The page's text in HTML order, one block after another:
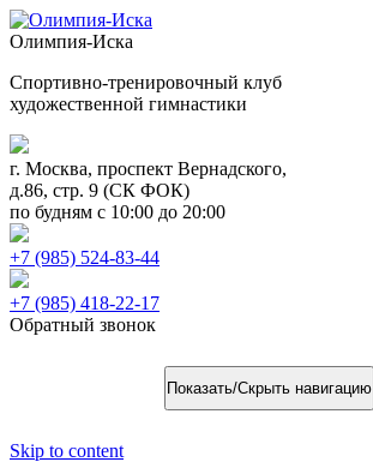
Олимпия-Иска
Спортивно-тренировочный клуб
художественной гимнастики
г. Москва, проспект Вернадского,
д.86, стр. 9 (СК ФОК)
по будням с 10:00 до 20:00
+7 (985) 524-83-44
+7 (985) 418-22-17
Обратный звонок
Показать/Скрыть навигацию
Skip to content